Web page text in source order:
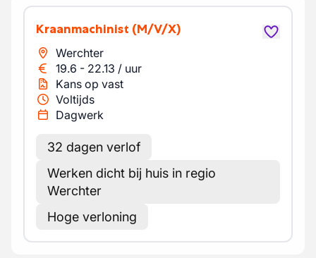
Kraanmachinist (M/V/X)
Werchter
19.6 - 22.13 / uur
Kans op vast
Voltijds
Dagwerk
32 dagen verlof
Werken dicht bij huis in regio
Werchter
Hoge verloning